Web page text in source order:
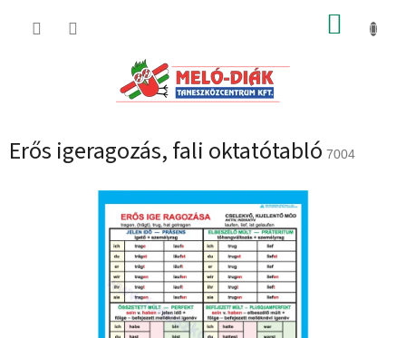
KOSÁR
Erős igeragozás, fali oktatótabló 7004